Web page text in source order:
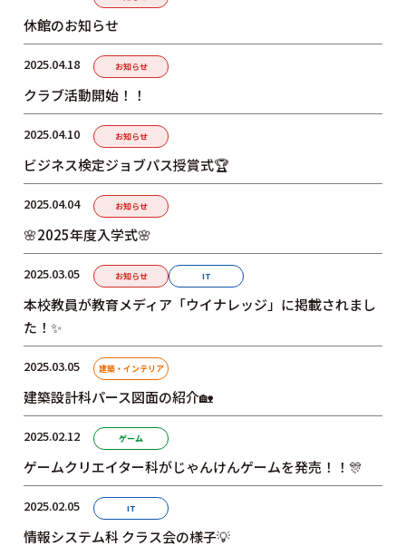
© INTERNATIONAL TECHNICAL COLLEGE All rights reserved.
休館のお知らせ
2025.04.18 お知らせ
クラブ活動開始！！
2025.04.10 お知らせ
ビジネス検定ジョブパス授賞式🏆
2025.04.04 お知らせ
🌸2025年度入学式🌸
2025.03.05 お知らせ IT
本校教員が教育メディア「ウイナレッジ」に掲載されまし
た！✨
2025.03.05 建築・インテリア
建築設計科パース図面の紹介🏡
2025.02.12 ゲーム
ゲームクリエイター科がじゃんけんゲームを発売！！🎊
2025.02.05 IT
情報システム科 クラス会の様子💡